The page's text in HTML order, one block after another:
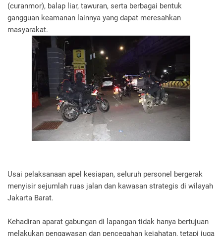
(curanmor), balap liar, tawuran, serta berbagai bentuk
gangguan keamanan lainnya yang dapat meresahkan
masyarakat.
Usai pelaksanaan apel kesiapan, seluruh personel bergerak
menyisir sejumlah ruas jalan dan kawasan strategis di wilayah
Jakarta Barat.
Kehadiran aparat gabungan di lapangan tidak hanya bertujuan
melakukan pengawasan dan pencegahan kejahatan, tetapi juga